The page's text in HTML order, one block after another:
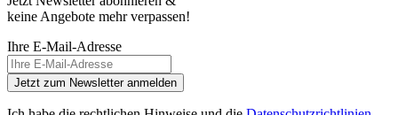
keine Angebote mehr verpassen!
Ihre E-Mail-Adresse
Jetzt zum Newsletter anmelden